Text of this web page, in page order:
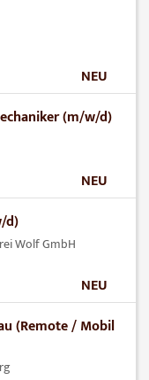
NEU
(m/w/d)
NEU
d)
Wolf GmbH
NEU
(Remote / Mobil